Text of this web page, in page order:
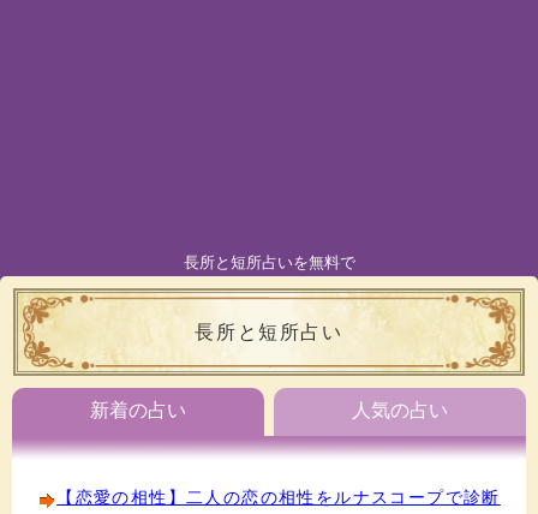
長所と短所占いを無料で
長所と短所占い
新着の占い 人気の占い
【恋愛の相性】二人の恋の相性をルナスコープで診断